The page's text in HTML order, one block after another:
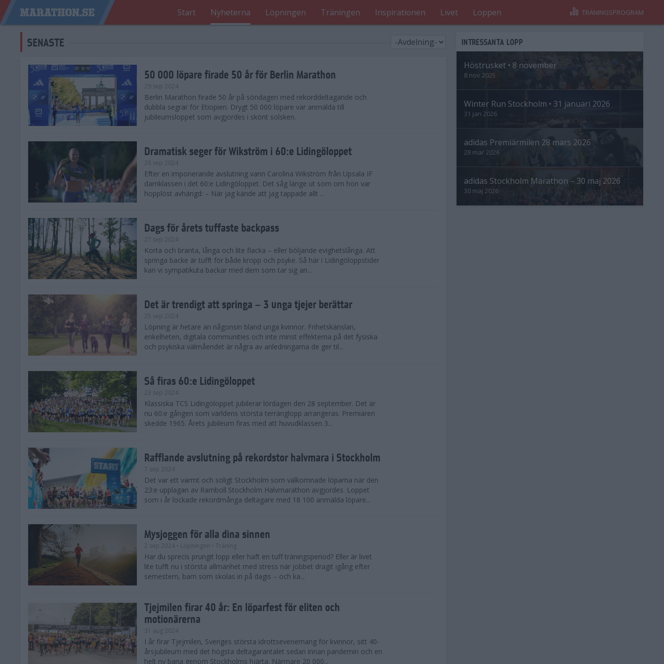
Start Nyheterna Löpningen Träningen Inspirationen Livet Loppen TRÄNINGSPROGRAM
SENASTE
50 000 löpare firade 50 år för Berlin Marathon
29 sep 2024
Berlin Marathon firade 50 år på söndagen med rekorddeltagande och
dubbla segrar för Etiopien. Drygt 50 000 löpare var anmälda till
jubileumsloppet som avgjordes i skönt solsken.
Dramatisk seger för Wikström i 60:e Lidingöloppet
28 sep 2024
Efter en imponerande avslutning vann Carolina Wikström från Upsala IF
damklassen i det 60:e Lidingöloppet. Det såg länge ut som om hon var
hopplöst avhängd: – När jag kände att jag tappade allt ...
Dags för årets tuffaste backpass
27 sep 2024
Korta och branta, långa och lite flacka – eller böljande evighetslånga. Att
springa backe är tufft för både kropp och psyke. Så här i Lidingöloppstider
kan vi sympatikuta backar med dem som tar sig an...
Det är trendigt att springa – 3 unga tjejer berättar
25 sep 2024
Löpning är hetare än någonsin bland unga kvinnor. Frihetskänslan,
enkelheten, digitala communities och inte minst effekterna på det fysiska
och psykiska välmåendet är några av anledningarna de ger til...
Så firas 60:e Lidingöloppet
23 sep 2024
Klassiska TCS Lidingöloppet jubilerar lördagen den 28 september. Det är
nu 60:e gången som världens största terränglopp arrangeras. Premiären
skedde 1965. Årets jubileum firas med att huvudklassen 3...
Rafflande avslutning på rekordstor halvmara i Stockholm
7 sep 2024
Det var ett varmt och soligt Stockholm som välkomnade löparna när den
23:e upplagan av Ramboll Stockholm Halvmarathon avgjordes. Loppet
som i år lockade rekordmånga deltagare med 18 100 anmälda löpare...
Mysjoggen för alla dina sinnen
2 sep 2024 • Löpningen • Träning
Har du sprecis prungit lopp eller haft en tuff träningsperiod? Eller är livet
lite tufft nu i största allmänhet med stress när jobbet dragit igång efter
semestern, barn som skolas in på dagis – och ka...
Tjejmilen firar 40 år: En löparfest för eliten och
motionärerna
31 aug 2024
I år firar Tjejmilen, Sveriges största idrottsevenemang för kvinnor, sitt 40-
årsjubileum med det högsta deltagarantalet sedan innan pandemin och en
helt ny bana genom Stockholms hjärta. Närmare 20 000...
INTRESSANTA LOPP
Höstrusket • 8 november
8 nov 2025
Winter Run Stockholm • 31 januari 2026
31 jan 2026
adidas Premiärmilen 28 mars 2026
28 mar 2026
adidas Stockholm Marathon – 30 maj 2026
30 maj 2026